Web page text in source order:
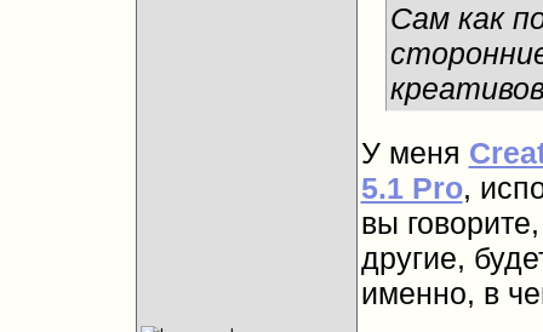
Сам как
У меня
5.1 Pro,
вы
другие,
именно, в